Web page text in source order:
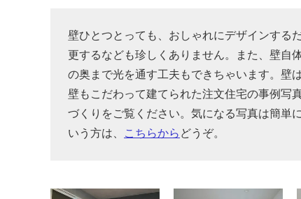
壁ひとつとっても、おしゃれにデザインする
更するなども珍しくありません。また、壁自
の奥まで光を通す工夫もできちゃいます。壁
壁もこだわって建てられた注文住宅の事例写
づくりをご覧ください。気になる写真は簡単
いう方は、
こちらから どうぞ。